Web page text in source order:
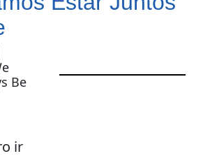
Be
ir